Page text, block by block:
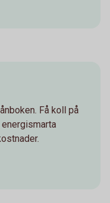
Få koll på